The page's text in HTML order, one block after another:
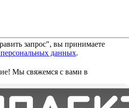
запрос", вы принимаете
данных.
Мы свяжемся с вами в